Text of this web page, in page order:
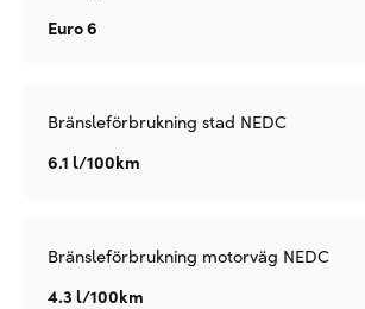
Euro 6
Bränsleförbrukning stad NEDC
6.1 l/100km
Bränsleförbrukning motorväg NEDC
4.3 l/100km